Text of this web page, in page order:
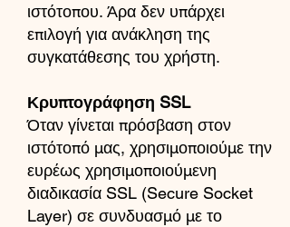
ιστότοπου. Άρα δεν υπάρχει
επιλογή για ανάκληση της
συγκατάθεσης του χρήστη.
Κρυπτογράφηση SSL
Όταν γίνεται πρόσβαση στον
ιστότοπό μας, χρησιμοποιούμε την
ευρέως χρησιμοποιούμενη
διαδικασία SSL (Secure Socket
Layer) σε συνδυασμό με το